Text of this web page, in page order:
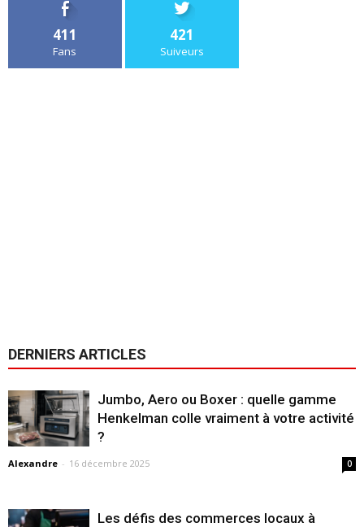
411
Fans
421
Suiveurs
DERNIERS ARTICLES
Jumbo, Aero ou Boxer : quelle gamme
Henkelman colle vraiment à votre activité
?
Alexandre - 16 décembre 2025 0
Les défis des commerces locaux à